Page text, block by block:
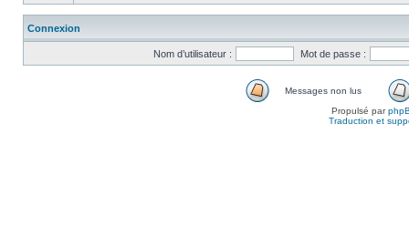
Connexion
Nom d’utilisateur : Mot de passe :
Messages non lus
Propulsé par
Traduction et